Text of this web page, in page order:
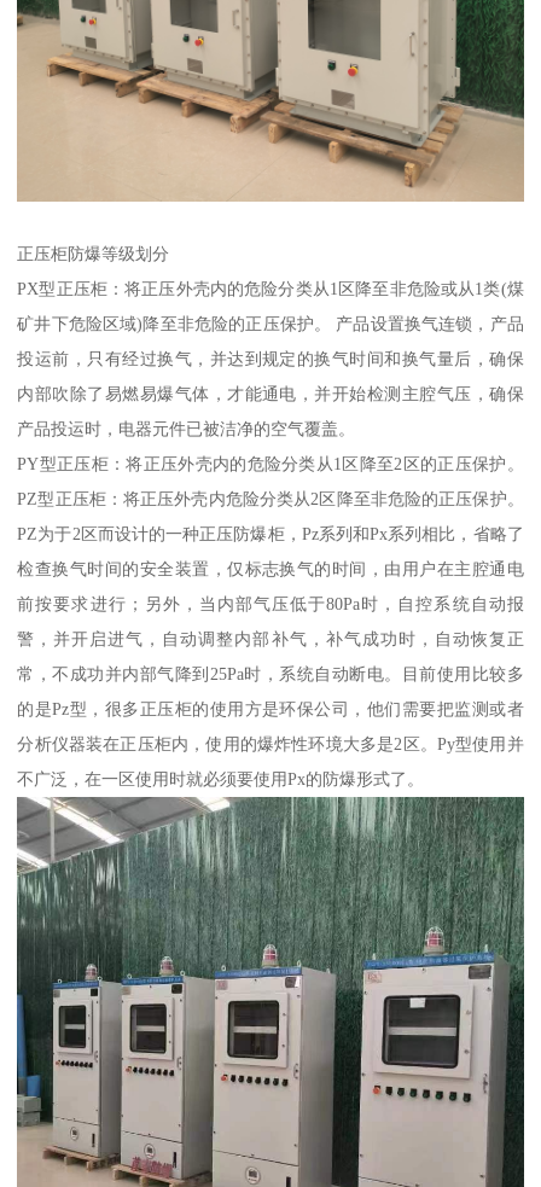
正压柜防爆等级划分
PX型正压柜：将正压外壳内的危险分类从1区降至非危险或从1类(煤
矿井下危险区域)降至非危险的正压保护。 产品设置换气连锁，产品
投运前，只有经过换气，并达到规定的换气时间和换气量后，确保
内部吹除了易燃易爆气体，才能通电，并开始检测主腔气压，确保
产品投运时，电器元件已被洁净的空气覆盖。
PY型正压柜：将正压外壳内的危险分类从1区降至2区的正压保护。
PZ型正压柜：将正压外壳内危险分类从2区降至非危险的正压保护。
PZ为于2区而设计的一种正压防爆柜，Pz系列和Px系列相比，省略了
检查换气时间的安全装置，仅标志换气的时间，由用户在主腔通电
前按要求进行；另外，当内部气压低于80Pa时，自控系统自动报
警，并开启进气，自动调整内部补气，补气成功时，自动恢复正
常，不成功并内部气降到25Pa时，系统自动断电。目前使用比较多
的是Pz型，很多正压柜的使用方是环保公司，他们需要把监测或者
分析仪器装在正压柜内，使用的爆炸性环境大多是2区。Py型使用并
不广泛，在一区使用时就必须要使用Px的防爆形式了。